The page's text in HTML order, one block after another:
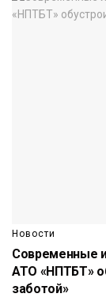
Новости
Современные
АТО «НПТБТ»
заботой»